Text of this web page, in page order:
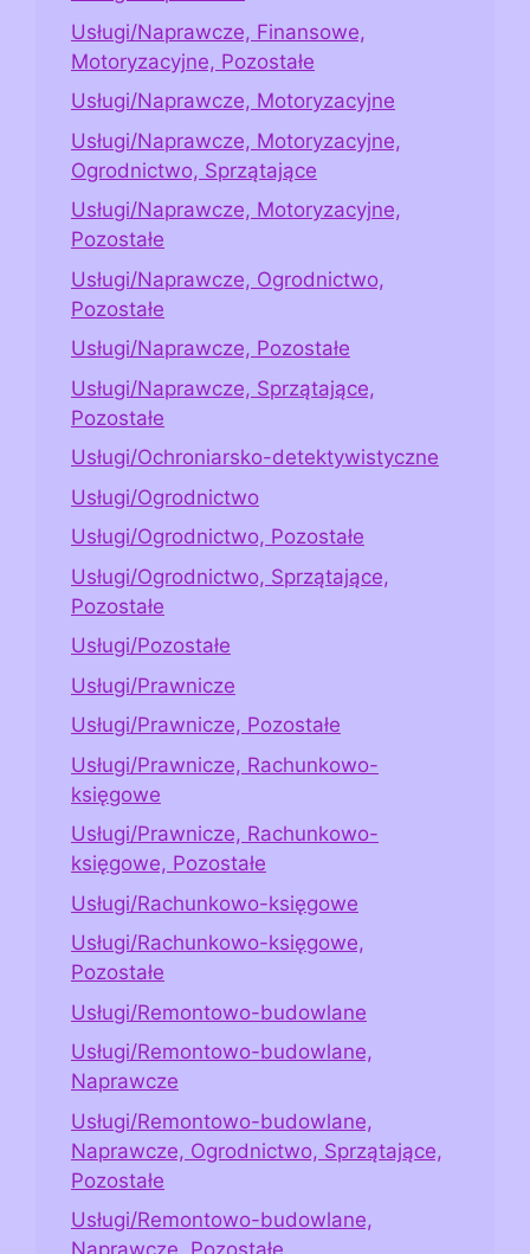
Usługi/Naprawcze, Finansowe,
Motoryzacyjne, Pozostałe
Usługi/Naprawcze, Motoryzacyjne
Usługi/Naprawcze, Motoryzacyjne,
Ogrodnictwo, Sprzątające
Usługi/Naprawcze, Motoryzacyjne,
Pozostałe
Usługi/Naprawcze, Ogrodnictwo,
Pozostałe
Usługi/Naprawcze, Pozostałe
Usługi/Naprawcze, Sprzątające,
Pozostałe
Usługi/Ochroniarsko-detektywistyczne
Usługi/Ogrodnictwo
Usługi/Ogrodnictwo, Pozostałe
Usługi/Ogrodnictwo, Sprzątające,
Pozostałe
Usługi/Pozostałe
Usługi/Prawnicze
Usługi/Prawnicze, Pozostałe
Usługi/Prawnicze, Rachunkowo-
księgowe
Usługi/Prawnicze, Rachunkowo-
księgowe, Pozostałe
Usługi/Rachunkowo-księgowe
Usługi/Rachunkowo-księgowe,
Pozostałe
Usługi/Remontowo-budowlane
Usługi/Remontowo-budowlane,
Naprawcze
Usługi/Remontowo-budowlane,
Naprawcze, Ogrodnictwo, Sprzątające,
Pozostałe
Usługi/Remontowo-budowlane,